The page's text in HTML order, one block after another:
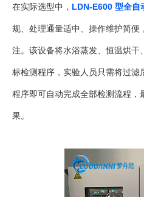
在实际选型中， LDN-E600 型全自
规、处理通量适中、操作维护简便
注。该设备将水浴蒸发、恒温烘干
标检测程序，实验人员只需将过
程序即可自动完成全部检测流程
果。